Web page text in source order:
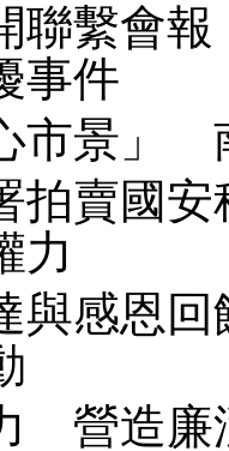
聯繫會
事件
市景」
拍賣國
力
與感恩
營造廉